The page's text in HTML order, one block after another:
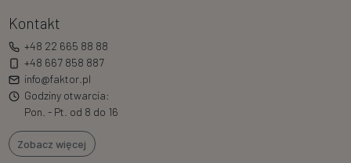
Kontakt
+48 22 665 88 88
+48 667 858 887
info@faktor.pl
Godziny otwarcia:
Pon. - Pt. od 8 do 16
Zobacz więcej